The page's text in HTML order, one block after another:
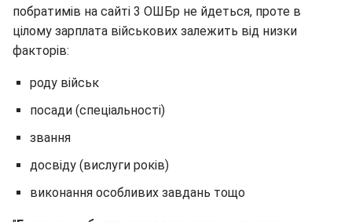
побратимів на сайті 3 ОШБр не йдеться, проте в
цілому зарплата військових залежить від низки
факторів:
роду військ
посади (спеціальності)
звання
досвіду (вислуги років)
виконання особливих завдань тощо